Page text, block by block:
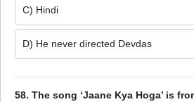
C) Hindi
D) He never directed Devdas
58. The song ‘Jaane Kya Hoga’ is